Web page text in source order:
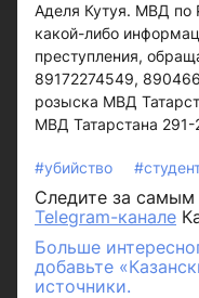
Аделя Кутуя. МВД по
какой-либо
преступления,
89172274549,
розыска МВД
МВД Татарстана
#убийство
Следите за
Telegram-канале
Больше
добавьте
источники.